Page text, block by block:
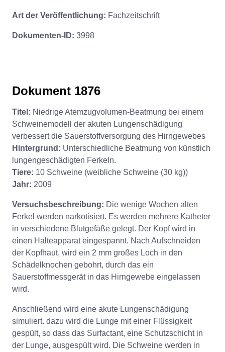
Art der Veröffentlichung: Fachzeitschrift
Dokumenten-ID: 3998
Dokument 1876
Titel: Niedrige Atemzugvolumen-Beatmung bei einem
Schweinemodell der akuten Lungenschädigung
verbessert die Sauerstoffversorgung des Hirngewebes
Hintergrund: Unterschiedliche Beatmung von künstlich
lungengeschädigten Ferkeln.
Tiere: 10 Schweine (weibliche Schweine (30 kg))
Jahr: 2009
Versuchsbeschreibung: Die wenige Wochen alten
Ferkel werden narkotisiert. Es werden mehrere Katheter
in verschiedene Blutgefäße gelegt. Der Kopf wird in
einen Halteapparat eingespannt. Nach Aufschneiden
der Kopfhaut, wird ein 2 mm großes Loch in den
Schädelknochen gebohrt, durch das ein
Sauerstoffmessgerät in das Hirngewebe eingelassen
wird.
Anschließend wird eine akute Lungenschädigung
simuliert. dazu wird die Lunge mit einer Flüssigkeit
gespült, so dass das Surfactant, eine Schutzschicht in
der Lunge, ausgespült wird. Die Schweine werden in